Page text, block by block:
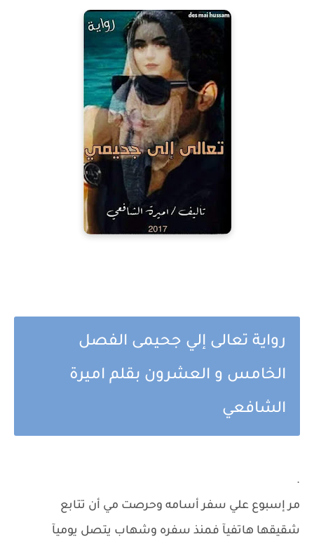
رواية تعالى إلي جحيمى الفصل
الخامس و العشرون بقلم اميرة
الشافعي
.
مر إسبوع علي سفر أسامه وحرصت مي أن تتابع
شقيقها هاتفيآ فمنذ سفره وشهاب يتصل يوميآ